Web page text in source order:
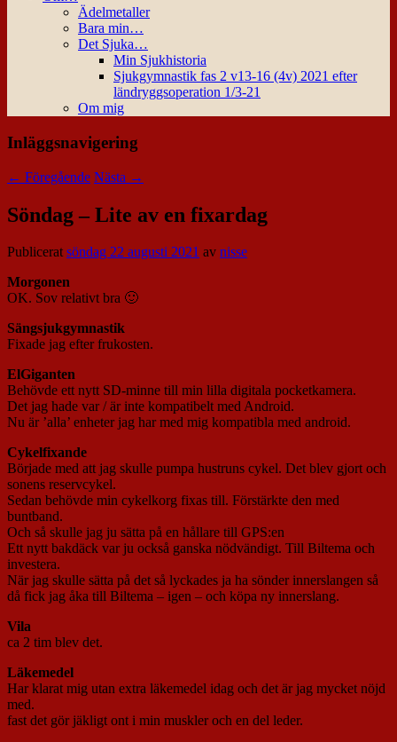
Ädelmetaller
Bara min…
Det Sjuka…
Min Sjukhistoria
Sjukgymnastik fas 2 v13-16 (4v) 2021 efter
ländryggsoperation 1/3-21
Om mig
Inläggsnavigering
← Föregående Nästa →
Söndag – Lite av en fixardag
Publiceratsöndag 22 augusti 2021 av nisse
Morgonen
OK. Sov relativt bra 🙂
Sängsjukgymnastik
Fixade jag efter frukosten.
ElGiganten
Behövde ett nytt SD-minne till min lilla digitala pocketkamera.
Det jag hade var / är inte kompatibelt med Android.
Nu är ’alla’ enheter jag har med mig kompatibla med android.
Cykelfixande
Började med att jag skulle pumpa hustruns cykel. Det blev gjort och
sonens reservcykel.
Sedan behövde min cykelkorg fixas till. Förstärkte den med
buntband.
Och så skulle jag ju sätta på en hållare till GPS:en
Ett nytt bakdäck var ju också ganska nödvändigt. Till Biltema och
investera.
När jag skulle sätta på det så lyckades ja ha sönder innerslangen så
då fick jag åka till Biltema – igen – och köpa ny innerslang.
Vila
ca 2 tim blev det.
Läkemedel
Har klarat mig utan extra läkemedel idag och det är jag mycket nöjd
med.
fast det gör jäkligt ont i min muskler och en del leder.